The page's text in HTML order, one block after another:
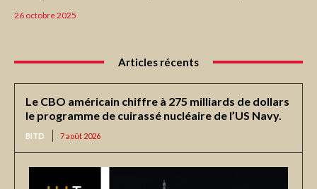
26 octobre 2025
Articles récents
Le CBO américain chiffre à 275 milliards de dollars
le programme de cuirassé nucléaire de l’US Navy.
BITD 7 août 2026